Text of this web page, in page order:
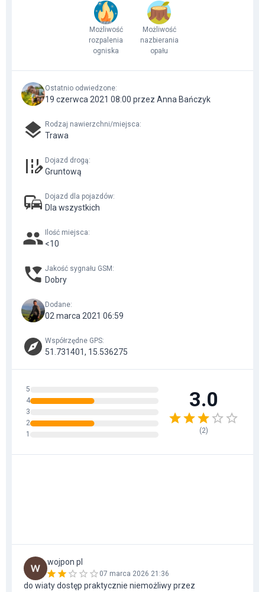
Możliwość
rozpalenia
ogniska
Możliwość
nazbierania
opału
Ostatnio odwiedzone:
19 czerwca 2021 08:00 przez Anna Bańczyk
Rodzaj nawierzchni/miejsca:
Trawa
Dojazd drogą:
Gruntową
Dojazd dla pojazdów:
Dla wszystkich
Ilość miejsca:
<10
Jakość sygnału GSM :
Dobry
Dodane:
02 marca 2021 06:59
Współrzędne GPS:
51.731401, 15.536275
5
4
3
2
1
3.0
(2)
wojpon pl
07 marca 2026 21:36
do wiaty dostęp praktycznie niemożliwy przez